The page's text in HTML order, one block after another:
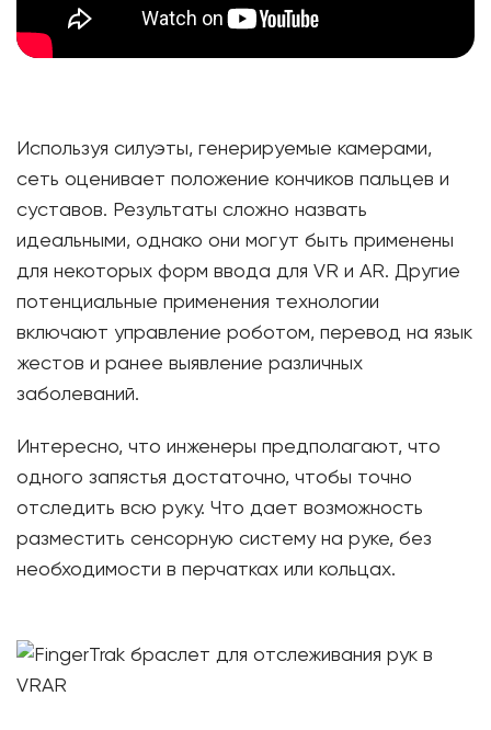
Используя силуэты, генерируемые камерами,
сеть оценивает положение кончиков пальцев и
суставов. Результаты сложно назвать
идеальными, однако они могут быть применены
для некоторых форм ввода для VR и AR. Другие
потенциальные применения технологии
включают управление роботом, перевод на язык
жестов и ранее выявление различных
заболеваний.
Интересно, что инженеры предполагают, что
одного запястья достаточно, чтобы точно
отследить всю руку. Что дает возможность
разместить сенсорную систему на руке, без
необходимости в перчатках или кольцах.